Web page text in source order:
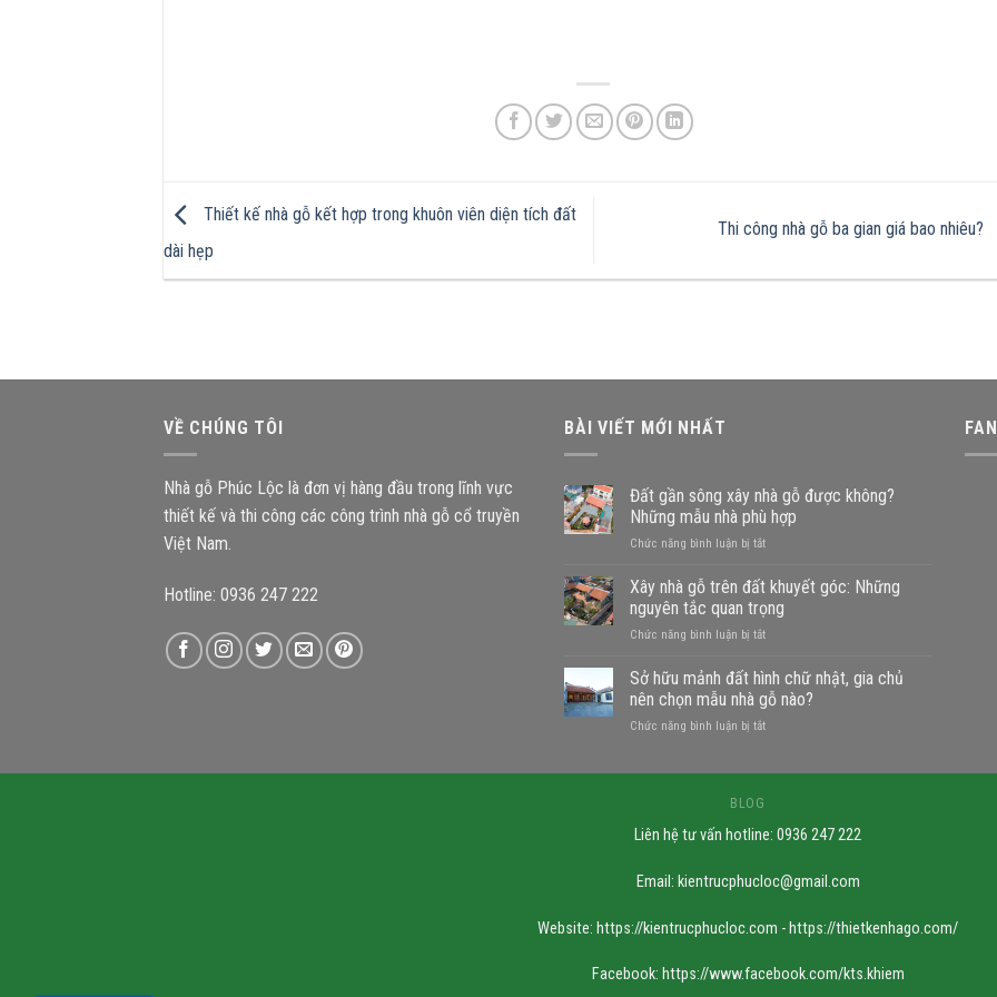
Thiết kế nhà gỗ kết hợp trong khuôn viên diện tích đất
dài hẹp
Thi công nhà gỗ ba gian giá bao nhiêu?
VỀ CHÚNG TÔI
Nhà gỗ Phúc Lộc là đơn vị hàng đầu trong lĩnh vực
thiết kế và thi công các công trình nhà gỗ cổ truyền
Việt Nam.
Hotline: 0936 247 222
BÀI VIẾT MỚI NHẤT
Đất gần sông xây nhà gỗ được không?
Những mẫu nhà phù hợp
Chức năng bình luận bị tắtở
gần
xây
nhà
được
không?
Những
mẫu
Xây nhà gỗ trên đất khuyết góc: Những
nguyên tắc quan trọng
Chức năng bình luận bị tắtở
nhà
gỗ
trên
đất
quan
Sở hữu mảnh đất hình chữ nhật, gia chủ
nên chọn mẫu nhà gỗ nào?
Chức năng bình luận bị tắtở
chữ
gia
chọn
nhà
BLOG
Liên hệ tư vấn hotline: 0936 247 222
Email: kientrucphucloc@gmail.com
Website: https://kientrucphucloc.com - https://thietkenhago.com/
Facebook: https://www.facebook.com/kts.khiem